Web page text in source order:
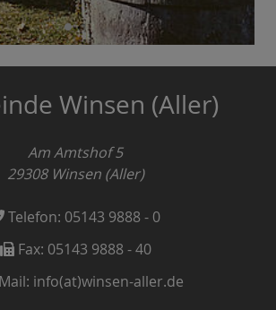
Winsen (Aller)
Am Amtshof 5
29308 Winsen (Aller)
Telefon: 05143 9888 - 0
Fax: 05143 9888 - 40
info(at)winsen-aller.de